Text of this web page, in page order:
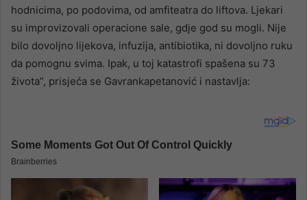
hodnicima, po podovima, od amfiteatra do liftova. Ljekari
su improvizovali operacione sale, gdje god su mogli. Nije
bilo dovoljno lijekova, infuzija, antibiotika, ni dovoljno ruku
da pomognu svima. Ipak, u toj katastrofi spašena su 73
života”, prisjeća se Gavrankapetanović i nastavlja: